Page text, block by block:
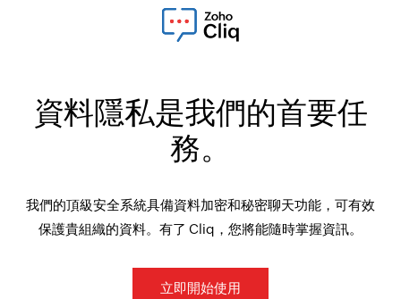
資料隱私是我們的首要任
務。
我們的頂級安全系統具備資料加密和秘密聊天功能，可有效
保護貴組織的資料。有了 Cliq，您將能隨時掌握資訊。
立即開始使用